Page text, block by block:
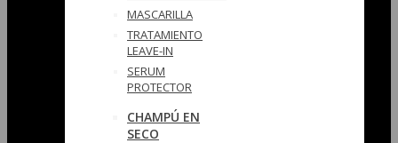
MASCARILLA
TRATAMIENTO
LEAVE-IN
SERUM
PROTECTOR
CHAMPÚ EN
SECO